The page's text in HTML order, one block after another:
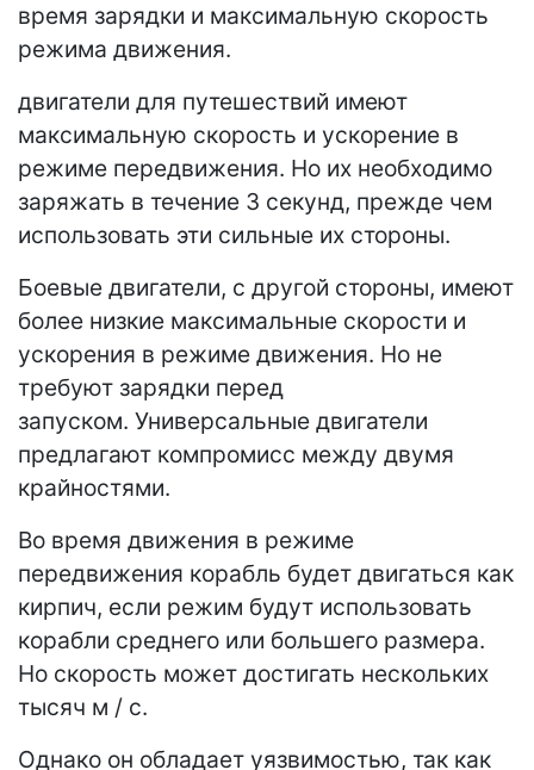
время зарядки и максимальную скорость
режима движения.
двигатели для путешествий имеют
максимальную скорость и ускорение в
режиме передвижения. Но их необходимо
заряжать в течение 3 секунд, прежде чем
использовать эти сильные их стороны.
Боевые двигатели, с другой стороны, имеют
более низкие максимальные скорости и
ускорения в режиме движения. Но не
требуют зарядки перед
запуском. Универсальные двигатели
предлагают компромисс между двумя
крайностями.
Во время движения в режиме
передвижения корабль будет двигаться как
кирпич, если режим будут использовать
корабли среднего или большего размера.
Но скорость может достигать нескольких
тысяч м / с.
Однако он обладает уязвимостью, так как